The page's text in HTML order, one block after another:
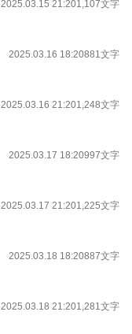
2025.03.15 21:201,107文字
2025.03.16 18:20881文字
2025.03.16 21:201,248文字
2025.03.17 18:20997文字
2025.03.17 21:201,225文字
2025.03.18 18:20887文字
2025.03.18 21:201,281文字